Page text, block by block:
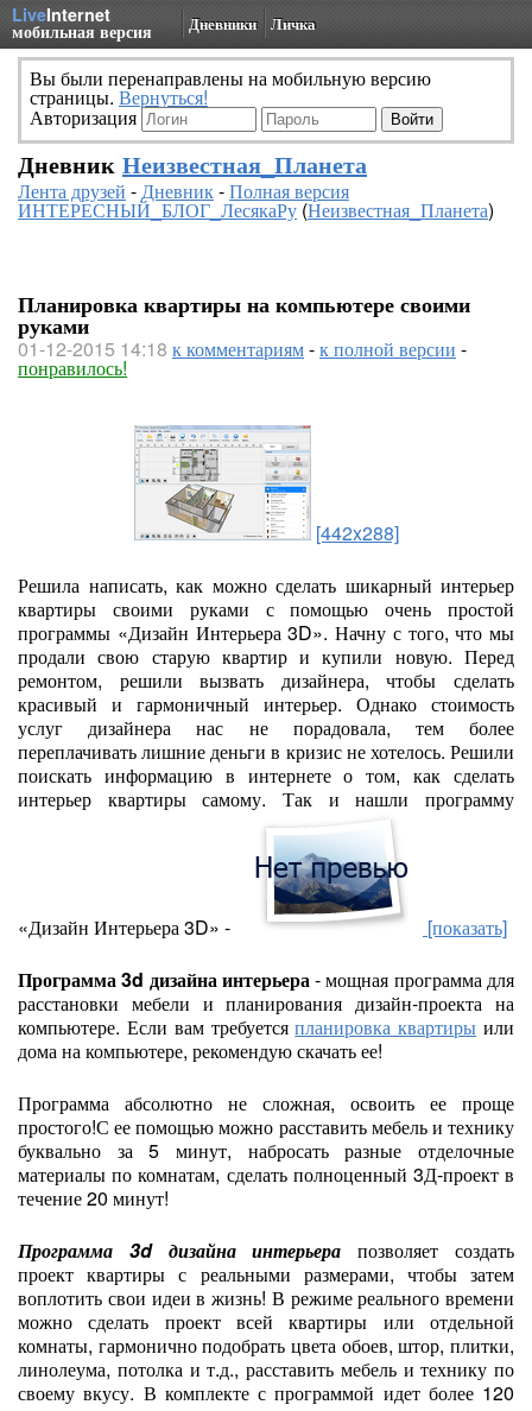
LiveInternet
мобильная версия Дневники Личка
Вы были перенаправлены на мобильную версию
страницы. Вернуться!
Авторизация
Дневник Неизвестная_Планета
Лента друзей -Дневник-Полная версия
ИНТЕРЕСНЫЙ_БЛОГ_ЛесякаРу(Неизвестная_Планета)
Планировка квартиры на компьютере своими
руками
01-12-2015 14:18 к комментариям-к полной версии -
понравилось!
[442x288]
Решила написать, как можно сделать шикарный интерьер
квартиры своими руками с помощью очень простой
программы «Дизайн Интерьера 3D». Начну с того, что мы
продали свою старую квартир и купили новую. Перед
ремонтом, решили вызвать дизайнера, чтобы сделать
красивый и гармоничный интерьер. Однако стоимость
услуг дизайнера нас не порадовала, тем более
переплачивать лишние деньги в кризис не хотелось. Решили
поискать информацию в интернете о том, как сделать
интерьер квартиры самому. Так и нашли программу
«Дизайн Интерьера 3D» -
[показать]
Программа 3d дизайна интерьера- мощная программа для
расстановки мебели и планирования дизайн-проекта на
компьютере. Если вам требуетсяпланировка квартиры или
дома на компьютере, рекомендую скачать ее!
Программа абсолютно не сложная, освоить ее проще
простого!С ее помощью можно расставить мебель и технику
буквально за 5 минут, набросать разные отделочные
материалы по комнатам, сделать полноценный 3Д-проект в
течение 20 минут!
Программа 3d дизайна интерьера позволяет создать
проект квартиры с реальными размерами, чтобы затем
воплотить свои идеи в жизнь! В режиме реального времени
можно сделать проект всей квартиры или отдельной
комнаты, гармонично подобрать цвета обоев, штор, плитки,
линолеума, потолка и т.д., расставить мебель и технику по
своему вкусу. В комплекте с программой идет более 120